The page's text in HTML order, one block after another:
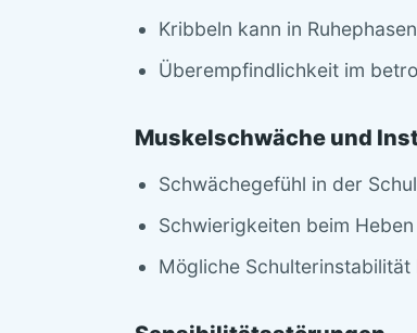
Kribbeln kann in
Überempfindlichkeit im
Muskelschwäche und
Schwächegefühl in der
Schwierigkeiten beim
Mögliche